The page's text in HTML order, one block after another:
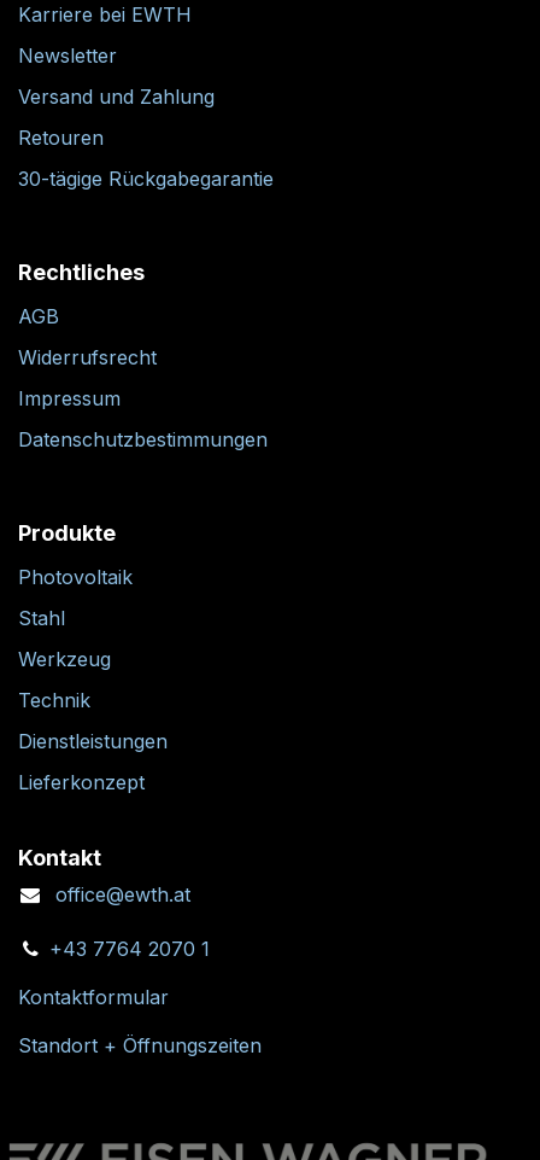
Karriere bei EWTH
Newsletter
Versand und Zahlung
Retouren
30-tägige Rückgabegarantie
Rechtliches
AGB
Widerrufsrecht
Impressum
Datenschutzbestimmungen
Produkte
Photovoltaik
Stahl
Werkzeug
Technik
Dienstleistungen
Lieferkonzept
Kontakt
office@ewth.at
+43 7764 2070 1
Kontaktformular
Standort + Öffnungszeiten